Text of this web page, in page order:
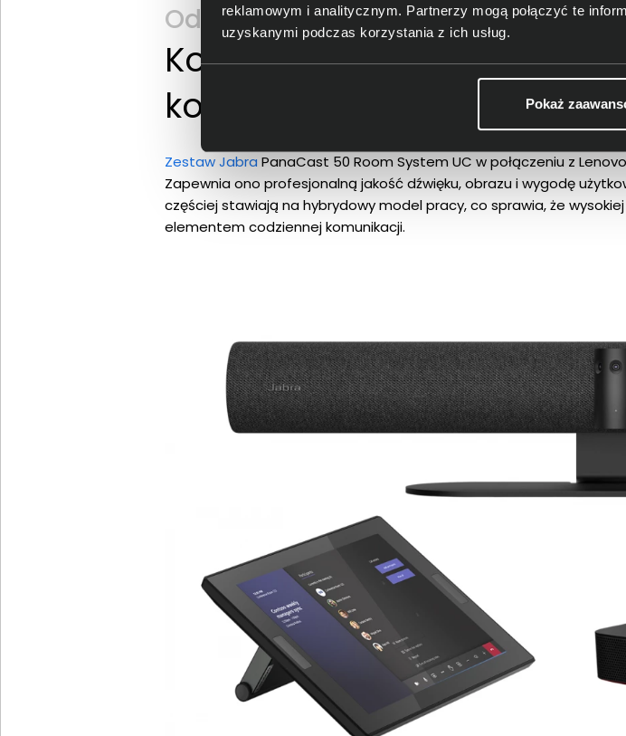
reklamowym i analitycznym. Partnerzy mogą połączyć te
uzyskanymi podczas korzystania z ich usług.
Pokaż
Odkryj Jabra PanaCast 50 Room
Kompleksowe
konferencyjnych
Zestaw Jabra PanaCast 50 Room System UC w połączeniu z
Zapewnia ono profesjonalną jakość dźwięku, obrazu i wygodę
częściej stawiają na hybrydowy model pracy, co sprawia, że
elementem codziennej komunikacji.